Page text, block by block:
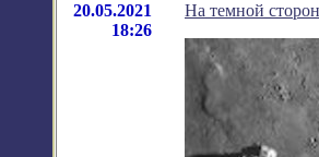
20.05.2021
18:26
На темной